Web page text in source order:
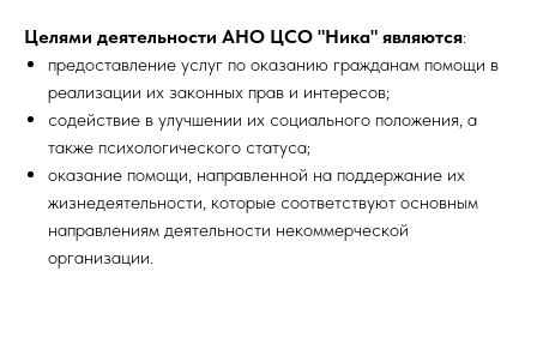
Целями деятельности АНО ЦСО "Ника" являются:
предоставление услуг по оказанию гражданам помощи в
реализации их законных прав и интересов;
содействие в улучшении их социального положения, а
также психологического статуса;
оказание помощи, направленной на поддержание их
жизнедеятельности, которые соответствуют основным
направлениям деятельности некоммерческой
организации.